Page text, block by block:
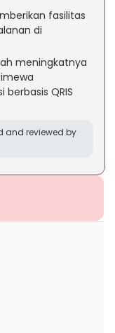
fasilitas
di
meningkatnya
QRIS
and reviewed by